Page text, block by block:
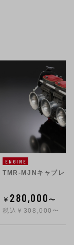
ENGINE
TMR-MJNキャブレタ
￥ 280,000〜
税込￥308,000〜